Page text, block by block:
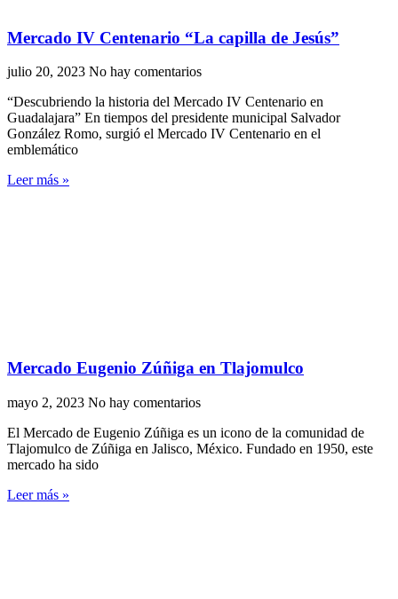
Mercado IV Centenario “La capilla de Jesús”
julio 20, 2023 No hay comentarios
“Descubriendo la historia del Mercado IV Centenario en
Guadalajara” En tiempos del presidente municipal Salvador
González Romo, surgió el Mercado IV Centenario en el
emblemático
Leer más »
Mercado Eugenio Zúñiga en Tlajomulco
mayo 2, 2023 No hay comentarios
El Mercado de Eugenio Zúñiga es un icono de la comunidad de
Tlajomulco de Zúñiga en Jalisco, México. Fundado en 1950, este
mercado ha sido
Leer más »